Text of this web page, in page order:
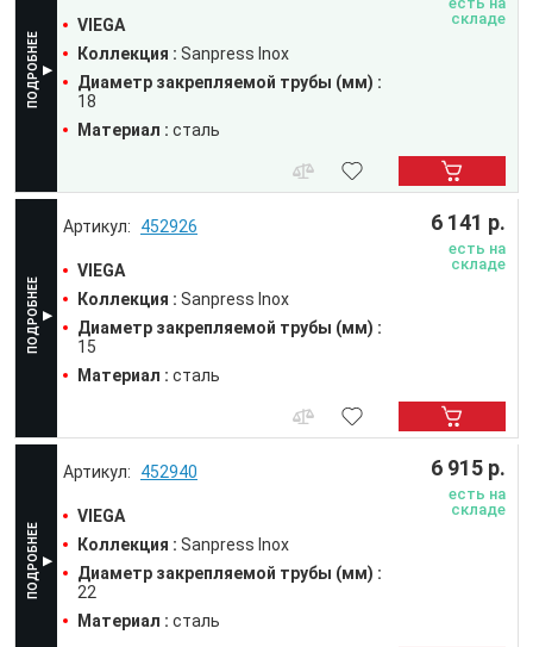
452926
VIEGA
Коллекция : Sanpress Inox
Диаметр закрепляемой трубы (мм) :
15
Материал : сталь
6 141 р.
есть на
складе
VIEGA
Коллекция : Sanpress Inox
Диаметр закрепляемой трубы (мм) :
18
Материал : сталь
складе
452940
VIEGA
Коллекция : Sanpress Inox
Диаметр закрепляемой трубы (мм) :
22
Материал : сталь
6 915 р.
есть на
складе